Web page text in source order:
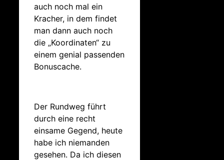
auch noch mal ein
Kracher, in dem findet
man dann auch noch
die „Koordinaten“ zu
einem genial passenden
Bonuscache.
Der Rundweg führt
durch eine recht
einsame Gegend, heute
habe ich niemanden
gesehen. Da ich diesen